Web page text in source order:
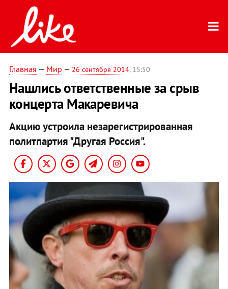
Главная — Мир — 26 сентября 2014, 15:50
Нашлись ответственные за срыв
концерта Макаревича
Акцию устроила незарегистрированная
политпартия "Другая Россия".